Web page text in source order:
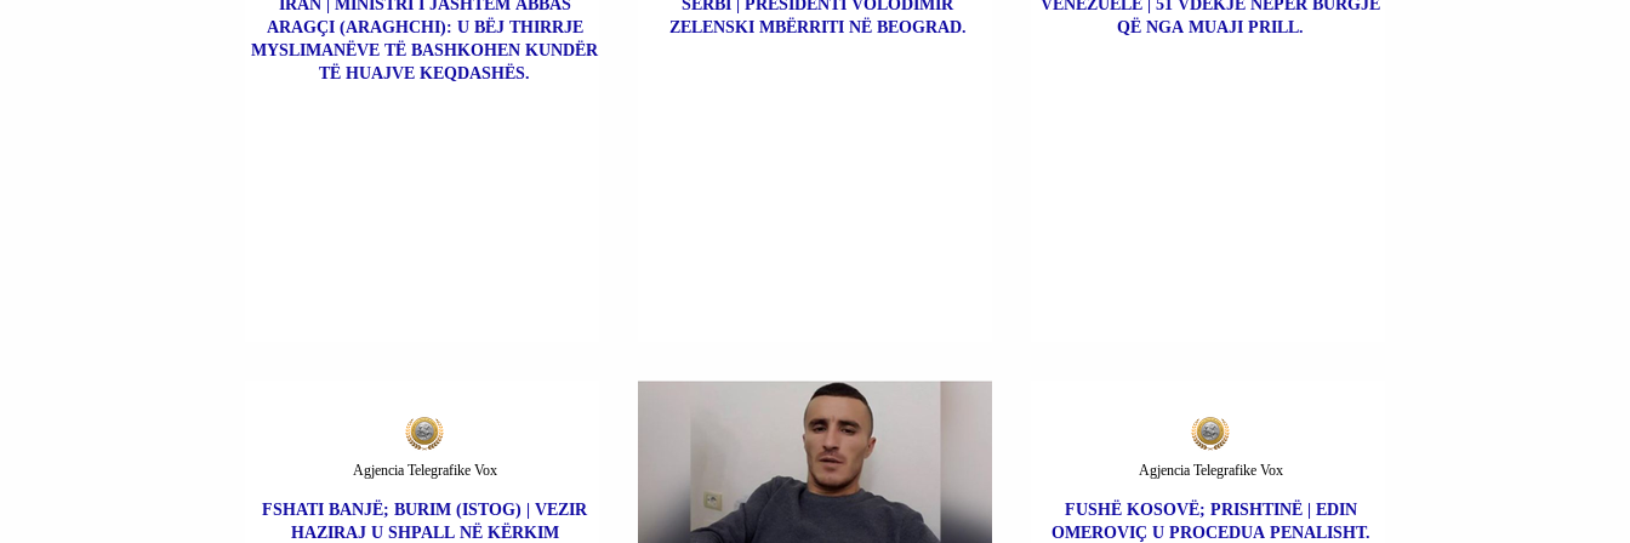
IRAN | MINISTRI I JASHTËM ABBAS
ARAGÇI (ARAGHCHI): U BËJ THIRRJE
MYSLIMANËVE TË BASHKOHEN KUNDËR
TË HUAJVE KEQDASHËS.
SERBI | PRESIDENTI VOLODIMIR
ZELENSKI MBËRRITI NË BEOGRAD.
VENEZUELË | 51 VDEKJE NËPËR BURGJE
QË NGA MUAJI PRILL.
FSHATI BANJË; BURIM (ISTOG) | VEZIR
HAZIRAJ U SHPALL NË KËRKIM
Agjencia Telegrafike Vox
FUSHË KOSOVË; PRISHTINË | EDIN
OMEROVIÇ U PROCEDUA PENALISHT.
Agjencia Telegrafike Vox